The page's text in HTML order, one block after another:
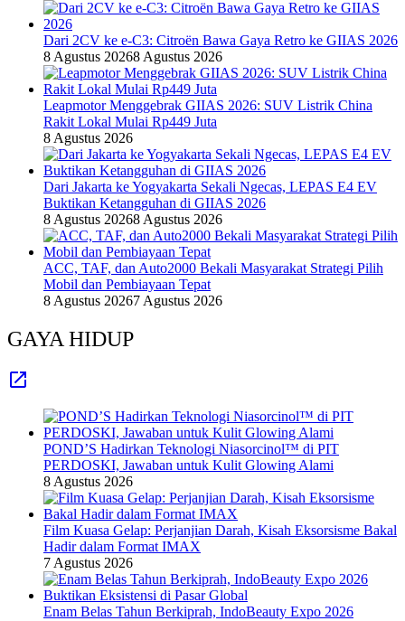
Dari 2CV ke e-C3: Citroën Bawa Gaya Retro ke GIIAS 2026
8 Agustus 20268 Agustus 2026
Leapmotor Menggebrak GIIAS 2026: SUV Listrik China
Rakit Lokal Mulai Rp449 Juta
8 Agustus 2026
Dari Jakarta ke Yogyakarta Sekali Ngecas, LEPAS E4 EV
Buktikan Ketangguhan di GIIAS 2026
8 Agustus 20268 Agustus 2026
ACC, TAF, dan Auto2000 Bekali Masyarakat Strategi Pilih
Mobil dan Pembiayaan Tepat
8 Agustus 20267 Agustus 2026
GAYA HIDUP
POND’S Hadirkan Teknologi Niasorcinol™ di PIT
PERDOSKI, Jawaban untuk Kulit Glowing Alami
8 Agustus 2026
Film Kuasa Gelap: Perjanjian Darah, Kisah Eksorsisme Bakal
Hadir dalam Format IMAX
7 Agustus 2026
Enam Belas Tahun Berkiprah, IndoBeauty Expo 2026